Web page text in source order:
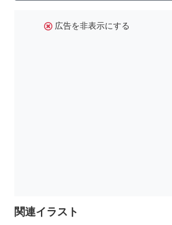
広告を非表示にする
関連イラスト